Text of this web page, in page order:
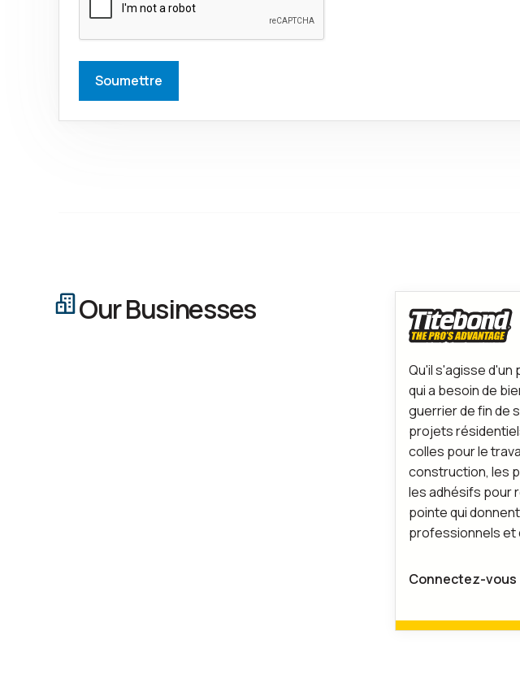
Our Businesses
Qu'il s'agisse
qui a besoin de
guerrier de fin de
projets
colles pour le
construction, les
les adhésifs pour
pointe qui
professionnels et
Connectez-vous